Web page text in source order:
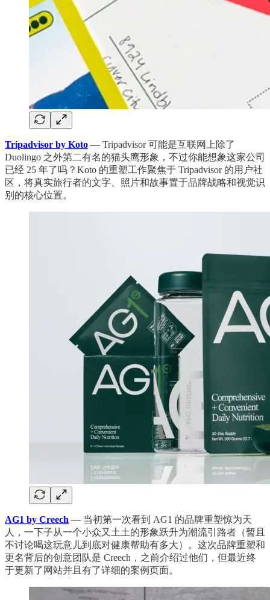
Tripadvisor by Koto — Tripadvisor 可能是互联网上除了
Duolingo 之外第二有名的猫头鹰形象，不过你能想象这家公司
已经 25 年了吗？Koto 的重塑工作聚焦于 Tripadvisor 的用户社
区，将真实旅行者的文字、照片和故事置于品牌战略和视觉识
别的核心位置。
AG1 by Creech — 当初第一次看到 AG1 的品牌重塑惊为天
人，一下子从一个小众又土土的形象跃升为潮流引路者（暂且
不讨论喝这玩意儿到底对健康帮助有多大）。这次品牌重塑和
更名背后的创意团队是 Creech，之前介绍过他们，但最近终
于更新了网站并且有了详细的案例页面。